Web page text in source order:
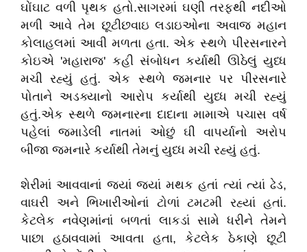
ઘોંઘાટ વળી પૃથક હતો.સાગરમાં ઘણી તરફથી નદીઓ
મળી આવે તેમ છૂટીછવાઇ લડાઇઓના અવાજ મહાન
કોલાહલમાં આવી મળતા હતા. એક સ્થળે પીરસનારને
કોઇએ 'મહારાજ' કહી સંબોધન કર્યાથી ઊઠેલું યુધ્ધ
મચી રહ્યું હતું. એક સ્થળે જમનાર પર પીરસનારે
પોતાને અડક્યાનો આરોપ કર્યાથી યુધ્ધ મચી રહ્યું
હતું.એક સ્થળે જમનારના દાદાના મામાએ પચાસ વર્ષ
પહેલાં જમાડેલી નાતમાં ઓછું ઘી વાપર્યાનો અરોપ
બીજા જમનારે કર્યાથી તેમનું યુધ્ધ મચી રહ્યું હતું.
શેરીમાં આવવાનાં જ્યાં જ્યાં મથક હતાં ત્યાં ત્યાં ઢેડ,
વાઘરી અને ભિખારીઓનાં ટોળાં ટમટમી રહ્યાં હતાં.
કેટલેક નવેણમાંનાં બળતાં લાકડાં સામે ધરીને તેમને
પાછા હઠાવવામાં આવતા હતા, કેટલેક ઠેકાણે છૂટી